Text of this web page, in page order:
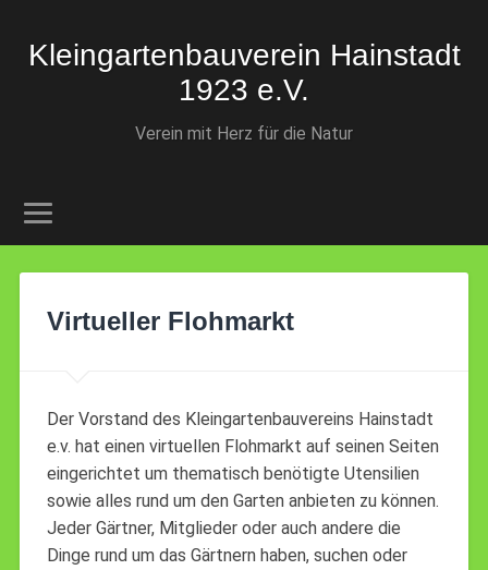
Kleingartenbauverein Hainstadt
1923 e.V.
Verein mit Herz für die Natur
Virtueller Flohmarkt
Der Vorstand des Kleingartenbauvereins Hainstadt
e.v. hat einen virtuellen Flohmarkt auf seinen Seiten
eingerichtet um thematisch benötigte Utensilien
sowie alles rund um den Garten anbieten zu können.
Jeder Gärtner, Mitglieder oder auch andere die
Dinge rund um das Gärtnern haben, suchen oder